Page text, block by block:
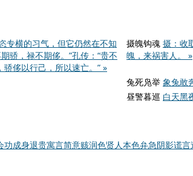
专横的习气，但它仍然在不知
骄，禄不期侈。”孔传：“贵不
侈以行己，所以速亡。” »
摄魄钩魂 摄：收
魄，来祸害人。 »
兔死凫举 象兔敢
昼警暮巡 白天黑
功成身退贵寓言简意赅润色贤人本色弁急阴影谎言